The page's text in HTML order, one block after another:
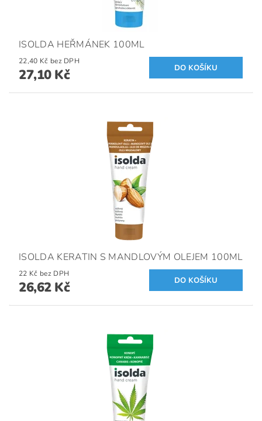
ISOLDA HEŘMÁNEK 100ML
22,40 Kč bez DPH
27,10 Kč
ISOLDA KERATIN S MANDLOVÝM OLEJEM 100ML
22 Kč bez DPH
26,62 Kč